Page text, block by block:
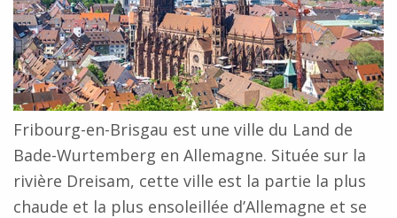
Fribourg-en-Brisgau est une ville du Land de
Bade-Wurtemberg en Allemagne. Située sur la
rivière Dreisam, cette ville est la partie la plus
chaude et la plus ensoleillée d’Allemagne et se